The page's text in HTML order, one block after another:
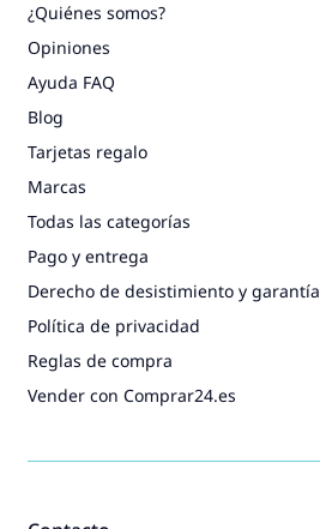
¿Quiénes somos?
Opiniones
Ayuda FAQ
Blog
Tarjetas regalo
Marcas
Todas las categorías
Pago y entrega
Derecho de desistimiento y garantía
Política de privacidad
Reglas de compra
Vender con Comprar24.es